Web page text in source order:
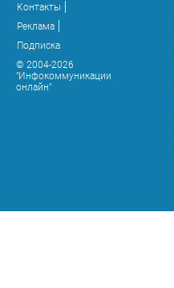
Контакты
Реклама
Подписка
© 2004-2026
"Инфокоммуникации
онлайн"